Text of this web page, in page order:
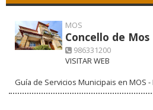
MOS
Concello de Mos
986331200
VISITAR WEB
Guía de Servicios Municipais en MOS